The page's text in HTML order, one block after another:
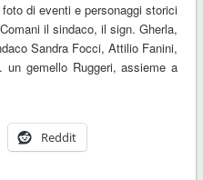
di eventi e personaggi storici
il sindaco, il sign. Gherla,
Sandra Focci, Attilio Fanini,
gemello Ruggeri, assieme a
Reddit